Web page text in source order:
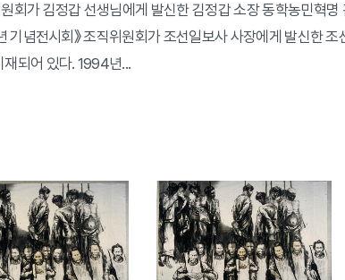
회가 김정갑 선생님에게 발신한 김정갑 소장 동학농민혁명
기념전시회》 조직위원회가 조선일보사 사장에게 발신한
되어 있다. 1994년...